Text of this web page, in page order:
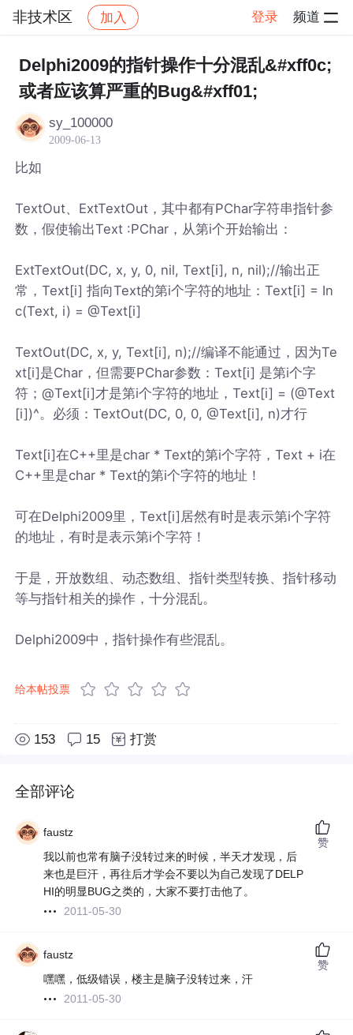
非技术区 加入 登录 频道
社区 非技术区 帖子详情
Delphi2009的指针操作十分混乱&#xff0c;
或者应该算严重的Bug&#xff01;
sy_100000
2009-06-13
比如
TextOut、ExtTextOut，其中都有PChar字符串指针参
数，假使输出Text :PChar，从第i个开始输出：
ExtTextOut(DC, x, y, 0, nil, Text[i], n, nil);//输出正
常，Text[i] 指向Text的第i个字符的地址：Text[i] = In
c(Text, i) = @Text[i]
TextOut(DC, x, y, Text[i], n);//编译不能通过，因为Te
xt[i]是Char，但需要PChar参数：Text[i] 是第i个字
符；@Text[i]才是第i个字符的地址，Text[i] = (@Text
[i])^。必须：TextOut(DC, 0, 0, @Text[i], n)才行
Text[i]在C++里是char * Text的第i个字符，Text + i在
C++里是char * Text的第i个字符的地址！
可在Delphi2009里，Text[i]居然有时是表示第i个字符
的地址，有时是表示第i个字符！
于是，开放数组、动态数组、指针类型转换、指针移动
等与指针相关的操作，十分混乱。
Delphi2009中，指针操作有些混乱。
给本帖投票
153 15 打赏
全部评论
faustz
我以前也常有脑子没转过来的时候，半天才发现，后
来也是巨汗，再往后才学会不要以为自己发现了DELP
HI的明显BUG之类的，大家不要打击他了。
2011-05-30
赞
faustz
嘿嘿，低级错误，楼主是脑子没转过来，汗
2011-05-30
赞